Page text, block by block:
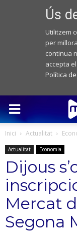
Ús
Utilitzem
per
continua
accepta
Política
Inici Actualitat
Actualitat Economia
Dijous
Mercat
Segona